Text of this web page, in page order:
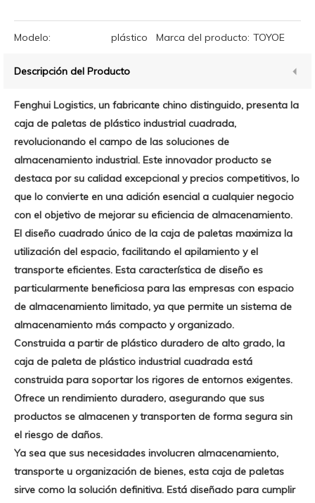
Modelo: plástico Marca del producto: TOYOE
Descripción del Producto
Fenghui Logistics, un fabricante chino distinguido, presenta la
caja de paletas de plástico industrial cuadrada,
revolucionando el campo de las soluciones de
almacenamiento industrial. Este innovador producto se
destaca por su calidad excepcional y precios competitivos, lo
que lo convierte en una adición esencial a cualquier negocio
con el objetivo de mejorar su eficiencia de almacenamiento.
El diseño cuadrado único de la caja de paletas maximiza la
utilización del espacio, facilitando el apilamiento y el
transporte eficientes. Esta característica de diseño es
particularmente beneficiosa para las empresas con espacio
de almacenamiento limitado, ya que permite un sistema de
almacenamiento más compacto y organizado.
Construida a partir de plástico duradero de alto grado, la
caja de paleta de plástico industrial cuadrada está
construida para soportar los rigores de entornos exigentes.
Ofrece un rendimiento duradero, asegurando que sus
productos se almacenen y transporten de forma segura sin
el riesgo de daños.
Ya sea que sus necesidades involucren almacenamiento,
transporte u organización de bienes, esta caja de paletas
sirve como la solución definitiva. Está diseñado para cumplir